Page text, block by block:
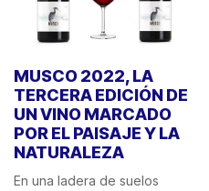
MUSCO 2022, LA
TERCERA EDICIÓN DE
UN VINO MARCADO
POR EL PAISAJE Y LA
NATURALEZA
En una ladera de suelos